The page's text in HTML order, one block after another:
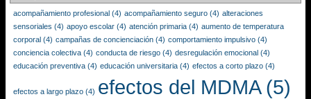
acompañamiento profesional (4) acompañamiento seguro (4) alteraciones
sensoriales (4) apoyo escolar (4) atención primaria (4) aumento de temperatura
corporal (4) campañas de concienciación (4) comportamiento impulsivo (4)
conciencia colectiva (4) conducta de riesgo (4) desregulación emocional (4)
educación preventiva (4) educación universitaria (4) efectos a corto plazo (4)
efectos a largo plazo (4) efectos del MDMA(5)